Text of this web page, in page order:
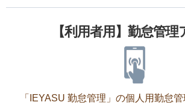
【利用者用】勤怠管理
「IEYASU 勤怠管理」の個人用勤怠管